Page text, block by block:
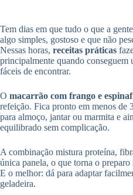
Tem dias em que tudo o que a
algo simples, gostoso e que não
Nessas horas, receitas práticas
principalmente quando conseguem
fáceis de encontrar.
O macarrão com frango e
refeição. Fica pronto em menos de
para almoço, jantar ou marmita e
equilibrado sem complicação.
A combinação mistura proteína,
única panela, o que torna o
E o melhor: dá para adaptar
geladeira.